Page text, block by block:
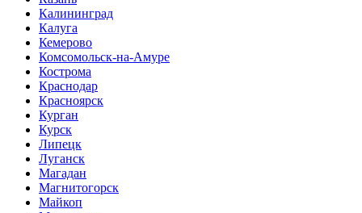
Калининград
Калуга
Кемерово
Комсомольск-на-Амуре
Кострома
Краснодар
Красноярск
Курган
Курск
Липецк
Луганск
Магадан
Магнитогорск
Майкоп